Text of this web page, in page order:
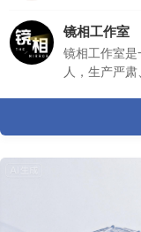
镜相工作室
镜相工作室
人，生产严
度报道部，
作。在信息